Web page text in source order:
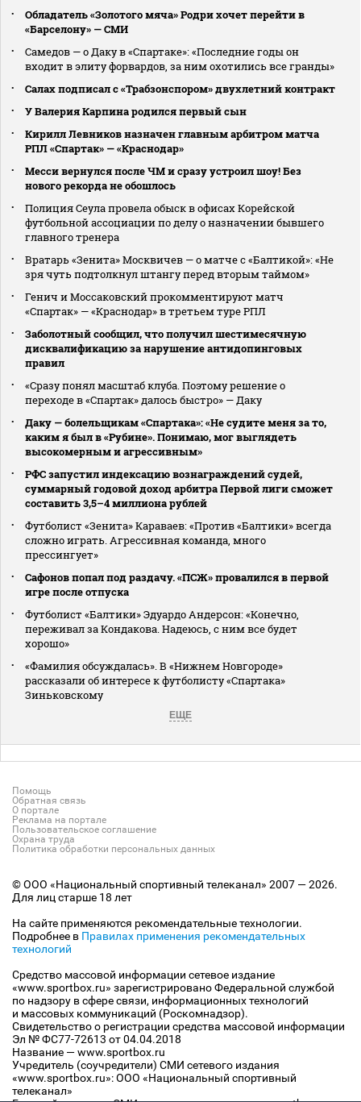
Обладатель «Золотого мяча» Родри хочет перейти в
«Барселону» — СМИ
Самедов — о Даку в «Спартаке»: «Последние годы он
входит в элиту форвардов, за ним охотились все гранды»
Салах подписал с «Трабзонспором» двухлетний контракт
У Валерия Карпина родился первый сын
Кирилл Левников назначен главным арбитром матча
РПЛ «Спартак» — «Краснодар»
Месси вернулся после ЧМ и сразу устроил шоу! Без
нового рекорда не обошлось
Полиция Сеула провела обыск в офисах Корейской
футбольной ассоциации по делу о назначении бывшего
главного тренера
Вратарь «Зенита» Москвичев — о матче с «Балтикой»: «Не
зря чуть подтолкнул штангу перед вторым таймом»
Генич и Моссаковский прокомментируют матч
«Спартак» — «Краснодар» в третьем туре РПЛ
Заболотный сообщил, что получил шестимесячную
дисквалификацию за нарушение антидопинговых
правил
«Сразу понял масштаб клуба. Поэтому решение о
переходе в «Спартак» далось быстро» — Даку
Даку — болельщикам «Спартака»: «Не судите меня за то,
каким я был в «Рубине». Понимаю, мог выглядеть
высокомерным и агрессивным»
РФС запустил индексацию вознаграждений судей,
суммарный годовой доход арбитра Первой лиги сможет
составить 3,5–4 миллиона рублей
Футболист «Зенита» Караваев: «Против «Балтики» всегда
сложно играть. Агрессивная команда, много
прессингует»
Сафонов попал под раздачу. «ПСЖ» провалился в первой
игре после отпуска
Футболист «Балтики» Эдуардо Андерсон: «Конечно,
переживал за Кондакова. Надеюсь, с ним все будет
хорошо»
«Фамилия обсуждалась». В «Нижнем Новгороде»
рассказали об интересе к футболисту «Спартака»
Зиньковскому
ЕЩЕ
Помощь
Обратная связь
О портале
Реклама на портале
Пользовательское соглашение
Охрана труда
Политика обработки персональных данных
© ООО «Национальный спортивный телеканал» 2007 — 2026.
Для лиц старше 18 лет
На сайте применяются рекомендательные технологии.
Подробнее в Правилах применения рекомендательных
технологий
Средство массовой информации сетевое издание
«www.sportbox.ru» зарегистрировано Федеральной службой
по надзору в сфере связи, информационных технологий
и массовых коммуникаций (Роскомнадзор).
Свидетельство о регистрации средства массовой информации
Эл № ФС77-72613 от 04.04.2018
Название — www.sportbox.ru
Учредитель (соучредители) СМИ сетевого издания
«www.sportbox.ru»: ООО «Национальный спортивный
телеканал»